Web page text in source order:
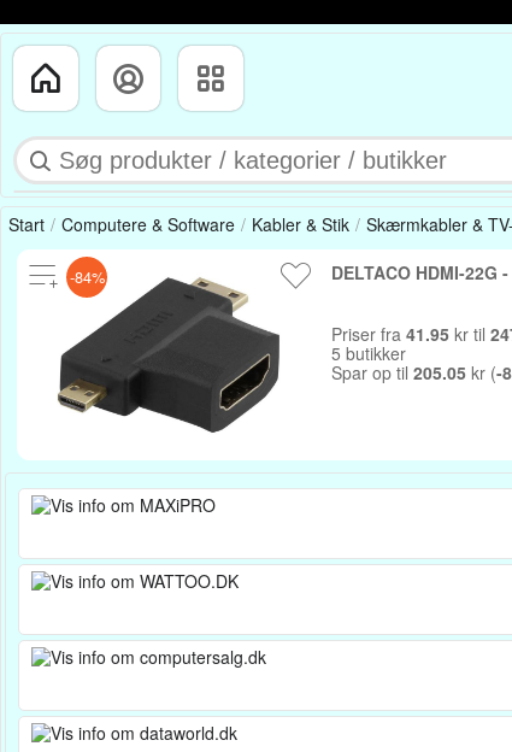
Start Computere & Software Kabler & Stik Skærmkabler &
-84% DELTACO HDMI-22G
Priser fra 41.95 kr til
5 butikker
Spar op til 205.05 kr (-